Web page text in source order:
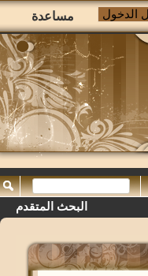
مساعدة
البحث المتقدم